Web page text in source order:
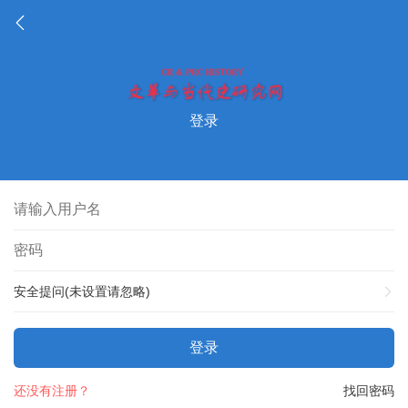
登录
安全提问(未设置请忽略)
登录
找回密码
还没有注册？